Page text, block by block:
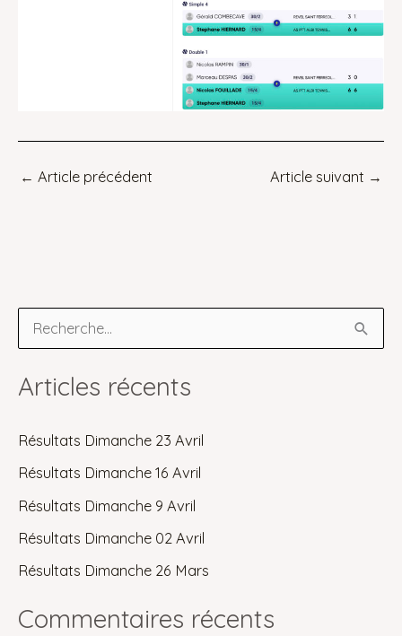
← Article précédent Article suivant →
e
c
e
r
r
Articles récents
Résultats Dimanche 23 Avril
Résultats Dimanche 16 Avril
Résultats Dimanche 9 Avril
Résultats Dimanche 02 Avril
Résultats Dimanche 26 Mars
Commentaires récents